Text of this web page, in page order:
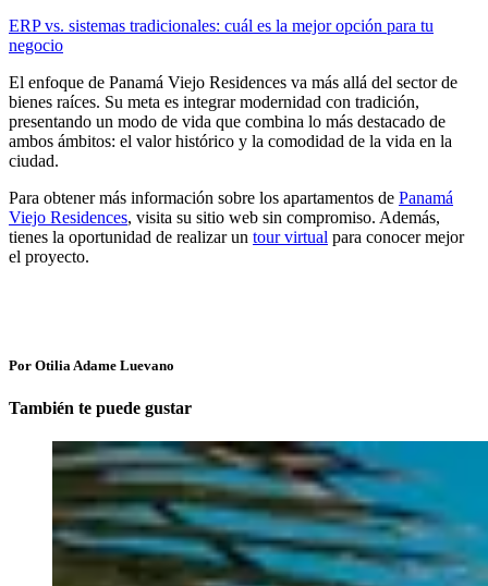
ERP vs. sistemas tradicionales: cuál es la mejor opción para tu
negocio
El enfoque de Panamá Viejo Residences va más allá del sector de
bienes raíces. Su meta es integrar modernidad con tradición,
presentando un modo de vida que combina lo más destacado de
ambos ámbitos: el valor histórico y la comodidad de la vida en la
ciudad.
Para obtener más información sobre los apartamentos de Panamá
Viejo Residences, visita su sitio web sin compromiso. Además,
tienes la oportunidad de realizar un tour virtual para conocer mejor
el proyecto.
Por Otilia Adame Luevano
También te puede gustar